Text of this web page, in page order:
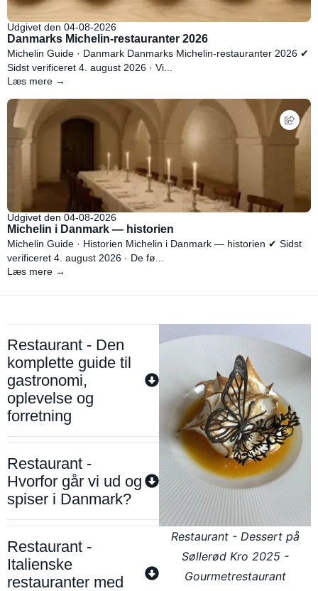
Udgivet den 04-08-2026
Danmarks Michelin-restauranter 2026
Michelin Guide · Danmark Danmarks Michelin-restauranter 2026 ✔
Sidst verificeret 4. august 2026 · Vi...
Læs mere →
Udgivet den 04-08-2026
Michelin i Danmark — historien
Michelin Guide · Historien Michelin i Danmark — historien ✔ Sidst
verificeret 4. august 2026 · De fø...
Læs mere →
Restaurant - Den
komplette guide til
gastronomi,
oplevelse og
forretning
Restaurant -
Hvorfor går vi ud og
spiser i Danmark?
Restaurant -
Italienske
restauranter med
Restaurant - Dessert på
Søllerød Kro 2025 -
Gourmetrestaurant